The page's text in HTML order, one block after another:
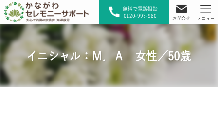
無料で電話相談
0120-993-980
お問合せ メニュー
イニシャル：Ｍ．Ａ 女性／50歳